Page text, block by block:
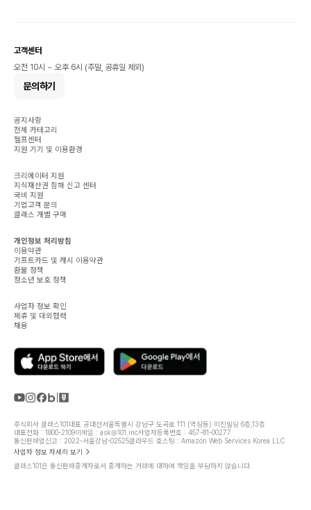
고객센터
오전 10시 ~ 오후 6시 (주말, 공휴일 제외)
문의하기
공지사항
전체 카테고리
헬프센터
지원 기기 및 이용환경
크리에이터 지원
지식재산권 침해 신고 센터
국비 지원
기업고객 문의
클래스 개별 구매
개인정보 처리방침
이용약관
기프트카드 및 캐시 이용약관
환불 정책
청소년 보호 정책
사업자 정보 확인
제휴 및 대외협력
채용
주식회사 클래스101대표 공대선서울특별시 강남구 도곡로 111 (역삼동) 미진빌딩 6층,13층
대표전화 : 1800-2109이메일 : ask@101.inc사업자등록번호 : 457-81-00277
통신판매업신고 : 2022-서울강남-02525클라우드 호스팅 : Amazon Web Services Korea LLC
사업자 정보 자세히 보기
클래스101은 통신판매중개자로서 중개하는 거래에 대하여 책임을 부담하지 않습니다.